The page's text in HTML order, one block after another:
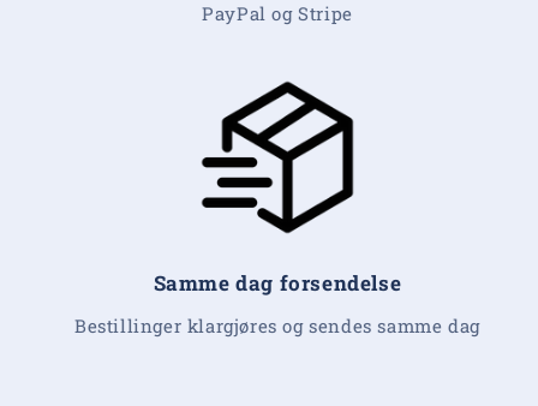
PayPal og Stripe
Samme dag forsendelse
Bestillinger klargjøres og sendes samme dag